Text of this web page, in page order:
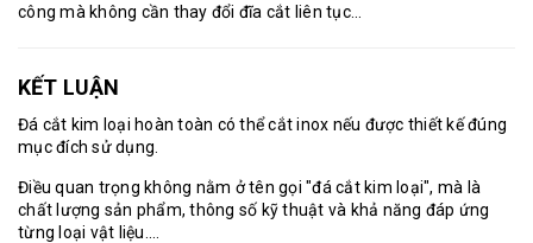
công mà không cần thay đổi đĩa cắt liên tục...
KẾT LUẬN
Đá cắt kim loại hoàn toàn có thể cắt inox nếu được thiết kế đúng
mục đích sử dụng.
Điều quan trọng không nằm ở tên gọi "đá cắt kim loại", mà là
chất lượng sản phẩm, thông số kỹ thuật và khả năng đáp ứng
từng loại vật liệu....